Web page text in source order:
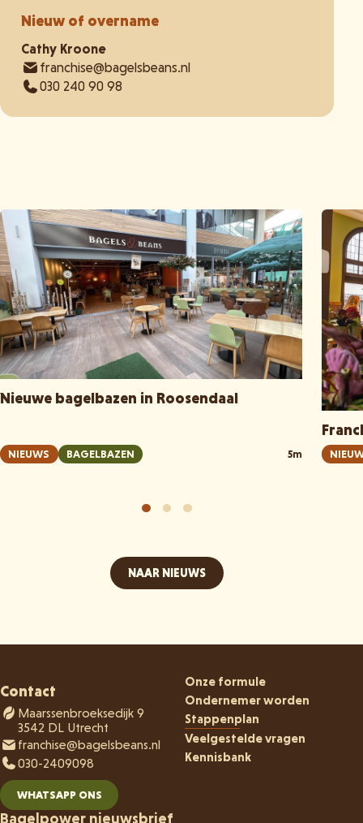
Nieuw of overname
Cathy Kroone
franchise@bagelsbeans.nl
030 240 90 98
Nieuwe bagelbazen in Roosendaal
NIEUWS BAGELBAZEN 5m
NAAR NIEUWS
Contact
Maarssenbroeksedijk 9
3542 DL Utrecht
franchise@bagelsbeans.nl
030-2409098
WHATSAPP ONS
Onze formule
Ondernemer worden
Stappenplan
Veelgestelde vragen
Kennisbank
Bagelpower nieuwsbrief